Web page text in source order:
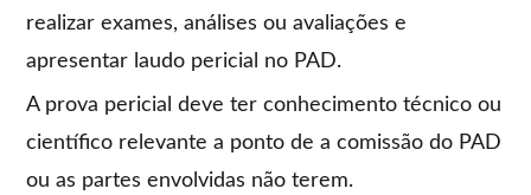
realizar exames, análises ou avaliações e
apresentar laudo pericial no PAD.
A prova pericial deve ter conhecimento técnico ou
científico relevante a ponto de a comissão do PAD
ou as partes envolvidas não terem.